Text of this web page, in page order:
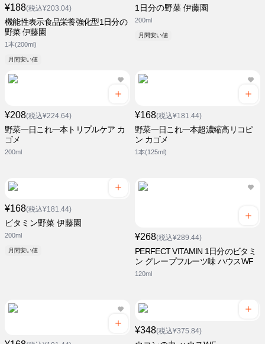
¥188(税込¥203.04)
機能性表示食品栄養強化型1日分の
野菜 伊藤園
1本(200ml)
月間安い値
1日分の野菜 伊藤園
200ml
月間安い値
¥208(税込¥224.64)
野菜一日これ一本トリプルケア カ
ゴメ
200ml
¥168(税込¥181.44)
野菜一日これ一本超濃縮高リコピ
ン カゴメ
1本(125ml)
¥168(税込¥181.44)
ビタミン野菜 伊藤園
200ml
月間安い値
¥268(税込¥289.44)
PERFECT VITAMIN 1日分のビタミ
ン グレープフルーツ味 ハウスWF
120ml
¥348(税込¥375.84)